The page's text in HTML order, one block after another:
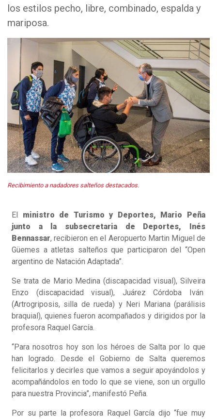
los estilos pecho, libre, combinado, espalda y
mariposa.
Recibimiento a nadadores salteños destacados.
El ministro de Turismo y Deportes, Mario Peña
junto a la subsecretaria de Deportes, Inés
Bennassar, recibieron en el Aeropuerto Martin Miguel de
Güemes a atletas salteños que participaron del “Open
argentino de Natación Adaptada”.
Se trata de Mario Medina (discapacidad visual), Silveira
Enzo (discapacidad visual), Juárez Córdoba Iván
(Artrogriposis, silla de rueda) y Neri Mariana (parálisis
braquial), quienes fueron acompañados y dirigidos por la
profesora Raquel García.
“Para nosotros hoy son los héroes de Salta por lo que
han logrado. Desde el Gobierno de Salta queremos
felicitarlos y decirles que vamos a seguir apoyándolos y
acompañándolos en todo lo que se viene, son un orgullo
para nuestra Provincia”, manifestó Peña.
Por su parte la profesora Raquel García dijo “fue muy